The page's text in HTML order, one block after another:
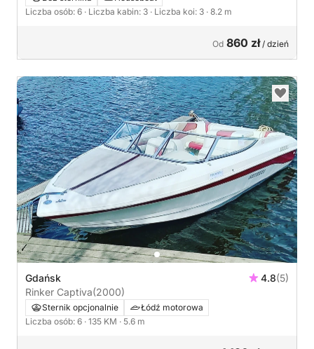
Liczba osób: 6 · Liczba kabin: 3 · Liczba koi: 3 · 8.2 m
Od 860 zł/ dzień
Gdańsk 4.8(5)
Rinker Captiva(2000)
Sternik opcjonalnie
Łódź motorowa
Liczba osób: 6 · 135 KM · 5.6 m